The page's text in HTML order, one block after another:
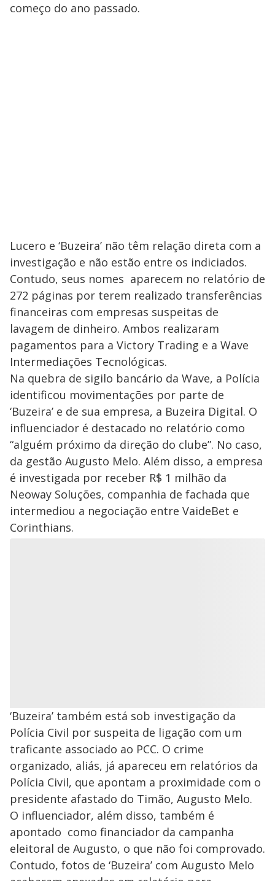
começo do ano passado.
Lucero e ‘Buzeira’ não têm relação direta com a
investigação e não estão entre os indiciados.
Contudo, seus nomes aparecem no relatório de
272 páginas por terem realizado transferências
financeiras com empresas suspeitas de
lavagem de dinheiro. Ambos realizaram
pagamentos para a Victory Trading e a Wave
Intermediações Tecnológicas.
Na quebra de sigilo bancário da Wave, a Polícia
identificou movimentações por parte de
‘Buzeira’ e de sua empresa, a Buzeira Digital. O
influenciador é destacado no relatório como
“alguém próximo da direção do clube”. No caso,
da gestão Augusto Melo. Além disso, a empresa
é investigada por receber R$ 1 milhão da
Neoway Soluções, companhia de fachada que
intermediou a negociação entre VaideBet e
Corinthians.
‘Buzeira’ também está sob investigação da
Polícia Civil por suspeita de ligação com um
traficante associado ao PCC. O crime
organizado, aliás, já apareceu em relatórios da
Polícia Civil, que apontam a proximidade com o
presidente afastado do Timão, Augusto Melo.
O influenciador, além disso, também é
apontado como financiador da campanha
eleitoral de Augusto, o que não foi comprovado.
Contudo, fotos de ‘Buzeira’ com Augusto Melo